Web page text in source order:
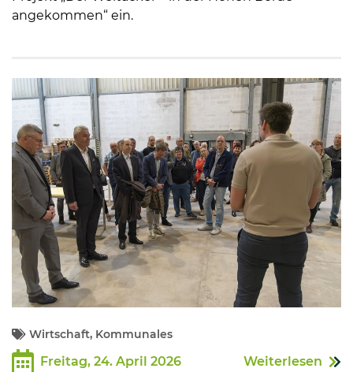
angekommen“ ein.
Wirtschaft, Kommunales
Freitag, 24. April 2026 Weiterlesen